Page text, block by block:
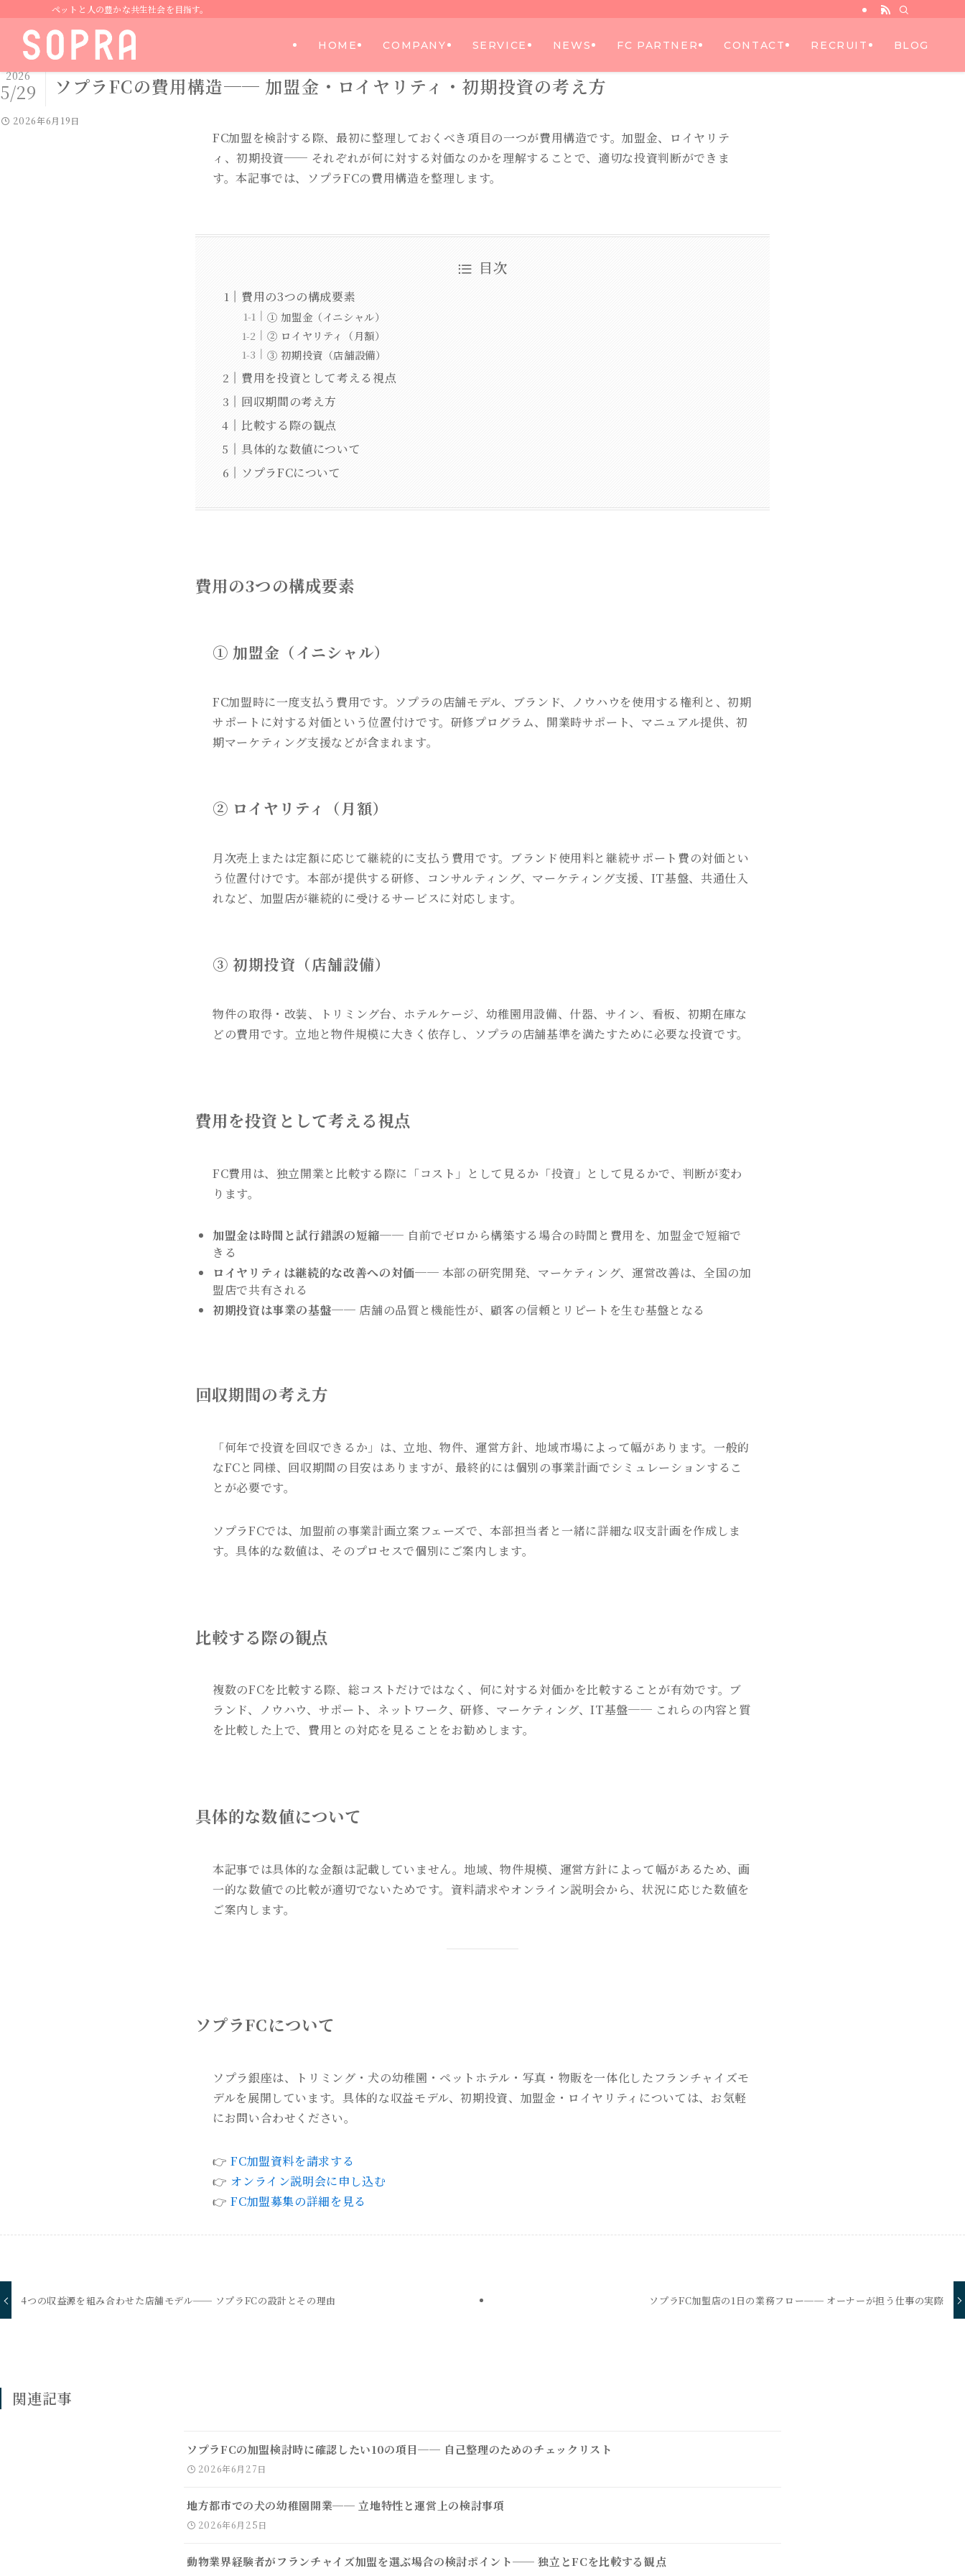
ペットと人の豊かな共生社会を目指す。
HOME COMPANY SERVICE NEWS FC PARTNER CONTACT RECRUIT BLOG
ソプラFCの費用構造── 加盟金・ロイヤリティ・初期投資の考え方
2026
5/29
2026年6月19日
FC加盟を検討する際、最初に整理しておくべき項目の一つが費用構造です。加盟金、ロイヤリテ
ィ、初期投資── それぞれが何に対する対価なのかを理解することで、適切な投資判断ができま
す。本記事では、ソプラFCの費用構造を整理します。
目次
費用の3つの構成要素
① 加盟金（イニシャル）
② ロイヤリティ（月額）
③ 初期投資（店舗設備）
費用を投資として考える視点
回収期間の考え方
比較する際の観点
具体的な数値について
ソプラFCについて
費用の3つの構成要素
① 加盟金（イニシャル）
FC加盟時に一度支払う費用です。ソプラの店舗モデル、ブランド、ノウハウを使用する権利と、初期
サポートに対する対価という位置付けです。研修プログラム、開業時サポート、マニュアル提供、初
期マーケティング支援などが含まれます。
② ロイヤリティ（月額）
月次売上または定額に応じて継続的に支払う費用です。ブランド使用料と継続サポート費の対価とい
う位置付けです。本部が提供する研修、コンサルティング、マーケティング支援、IT基盤、共通仕入
れなど、加盟店が継続的に受けるサービスに対応します。
③ 初期投資（店舗設備）
物件の取得・改装、トリミング台、ホテルケージ、幼稚園用設備、什器、サイン、看板、初期在庫な
どの費用です。立地と物件規模に大きく依存し、ソプラの店舗基準を満たすために必要な投資です。
費用を投資として考える視点
FC費用は、独立開業と比較する際に「コスト」として見るか「投資」として見るかで、判断が変わ
ります。
加盟金は時間と試行錯誤の短縮── 自前でゼロから構築する場合の時間と費用を、加盟金で短縮で
きる
ロイヤリティは継続的な改善への対価── 本部の研究開発、マーケティング、運営改善は、全国の加
盟店で共有される
初期投資は事業の基盤── 店舗の品質と機能性が、顧客の信頼とリピートを生む基盤となる
回収期間の考え方
「何年で投資を回収できるか」は、立地、物件、運営方針、地域市場によって幅があります。一般的
なFCと同様、回収期間の目安はありますが、最終的には個別の事業計画でシミュレーションするこ
とが必要です。
ソプラFCでは、加盟前の事業計画立案フェーズで、本部担当者と一緒に詳細な収支計画を作成しま
す。具体的な数値は、そのプロセスで個別にご案内します。
比較する際の観点
複数のFCを比較する際、総コストだけではなく、何に対する対価かを比較することが有効です。ブ
ランド、ノウハウ、サポート、ネットワーク、研修、マーケティング、IT基盤── これらの内容と質
を比較した上で、費用との対応を見ることをお勧めします。
具体的な数値について
本記事では具体的な金額は記載していません。地域、物件規模、運営方針によって幅があるため、画
一的な数値での比較が適切でないためです。資料請求やオンライン説明会から、状況に応じた数値を
ご案内します。
ソプラFCについて
ソプラ銀座は、トリミング・犬の幼稚園・ペットホテル・写真・物販を一体化したフランチャイズモ
デルを展開しています。具体的な収益モデル、初期投資、加盟金・ロイヤリティについては、お気軽
にお問い合わせください。
👉FC加盟資料を請求する
👉 オンライン説明会に申し込む
👉FC加盟募集の詳細を見る
4つの収益源を組み合わせた店舗モデル── ソプラFCの設計とその理由 ソプラFC加盟店の1日の業務フロー── オーナーが担う仕事の実際
関連記事
ソプラFCの加盟検討時に確認したい10の項目── 自己整理のためのチェックリスト
2026年6月27日
地方都市での犬の幼稚園開業── 立地特性と運営上の検討事項
2026年6月25日
動物業界経験者がフランチャイズ加盟を選ぶ場合の検討ポイント── 独立とFCを比較する観点